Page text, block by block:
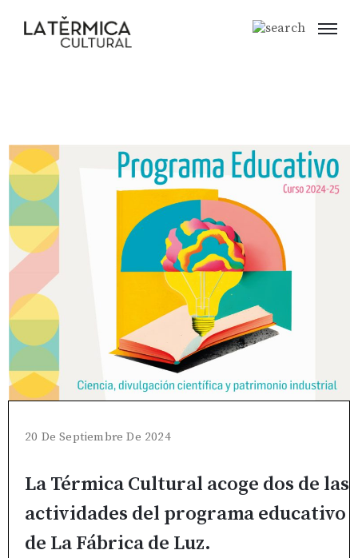
20 De Septiembre De 2024
La Térmica Cultural acoge dos de las
actividades del programa educativo
de La Fábrica de Luz.